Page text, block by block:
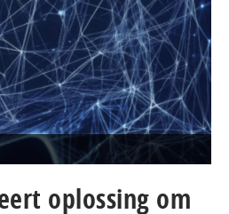
oplossing om